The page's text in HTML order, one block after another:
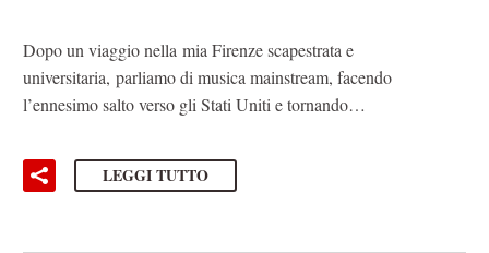
Dopo un viaggio nella mia Firenze scapestrata e
universitaria, parliamo di musica mainstream, facendo
l’ennesimo salto verso gli Stati Uniti e tornando…
LEGGI TUTTO